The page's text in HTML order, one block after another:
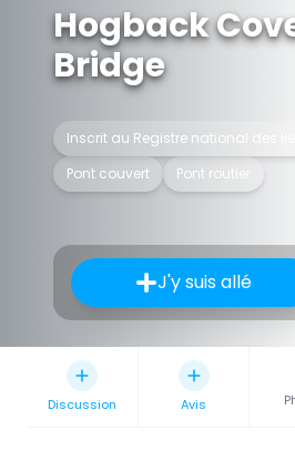
Hogback
Bridge
Inscrit au Registre national des
Pont couvert
Pont routier
J'y suis allé
Discussion Avis